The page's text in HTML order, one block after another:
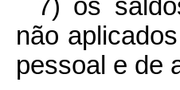
7) os
não
pessoal e de